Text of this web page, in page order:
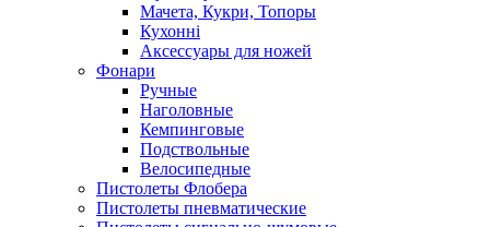
Мачета, Кукри, Топоры
Кухонні
Аксессуары для ножей
Фонари
Ручные
Наголовные
Кемпинговые
Подствольные
Велосипедные
Пистолеты Флобера
Пистолеты пневматические